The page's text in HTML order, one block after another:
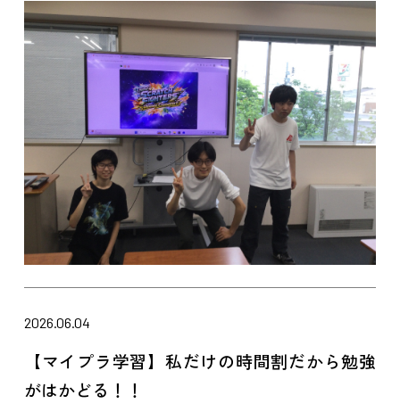
2026.06.04
【マイプラ学習】私だけの時間割だから勉強
がはかどる！！